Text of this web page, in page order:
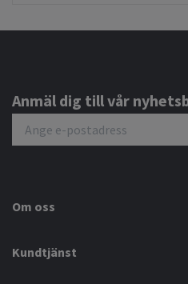
Anmäl dig till vår
Om oss
Kundtjänst